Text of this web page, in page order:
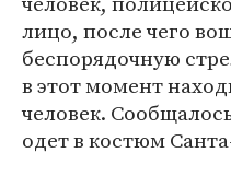
лицо, после чего
беспорядочную
в этот момент
человек.
одет в костюм